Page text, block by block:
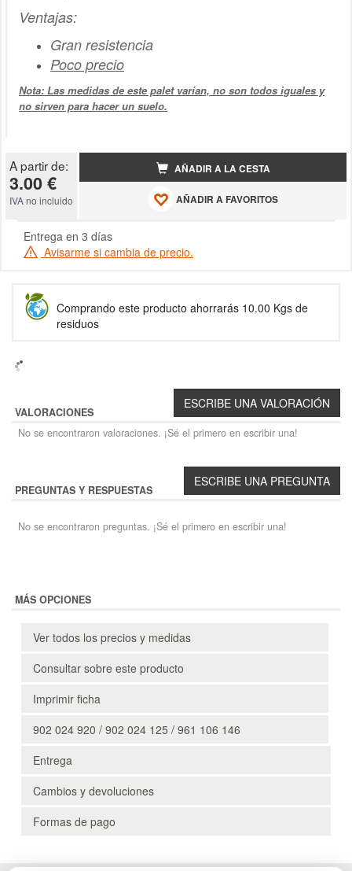
Ventajas:
Gran resistencia
Poco precio
Nota: Las medidas de este palet varían, no son todos iguales y
no sirven para hacer un suelo.
A partir de:
3.00 €
IVA no incluido
AÑADIR A LA CESTA
AÑADIR A FAVORITOS
Entrega en 3 días
Avisarme si cambia de precio.
Comprando este producto ahorrarás 10.00 Kgs de
residuos
VALORACIONES
No se encontraron valoraciones. ¡Sé el primero en escribir una!
PREGUNTAS Y RESPUESTAS
No se encontraron preguntas. ¡Sé el primero en escribir una!
MÁS OPCIONES
Ver todos los precios y medidas
Consultar sobre este producto
Imprimir ficha
902 024 920 / 902 024 125 / 961 106 146
Entrega
Cambios y devoluciones
Formas de pago